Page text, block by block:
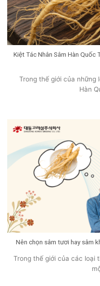
Kiệt Tác Nhân Sâm Hàn
Trong thế giới của những
Hàn
Nên chọn sâm tươi hay sâm
Trong thế giới của các loại